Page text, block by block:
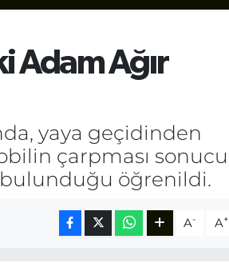
Adam Ağır
yaya geçidinden
çarpması sonucu
bulunduğu öğrenildi.
A- A+